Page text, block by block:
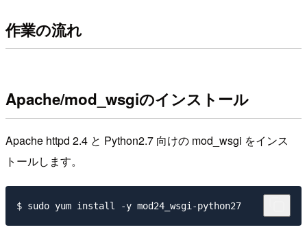
作業の流れ
Apache/mod_wsgiのインストール
Apache httpd 2.4 と Python2.7 向けの mod_wsgi をインス
トールします。